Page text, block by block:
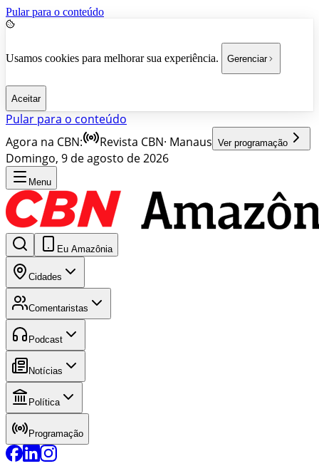
Pular para o conteúdo
Usamos cookies para melhorar sua experiência. Gerenciar
Aceitar
Pular para o conteúdo
Agora na CBN:
Revista CBN· Manaus Ver programação
Domingo, 9 de agosto de 2026
Menu
Eu Amazônia
Cidades
Comentaristas
Podcast
Notícias
Política
Programação